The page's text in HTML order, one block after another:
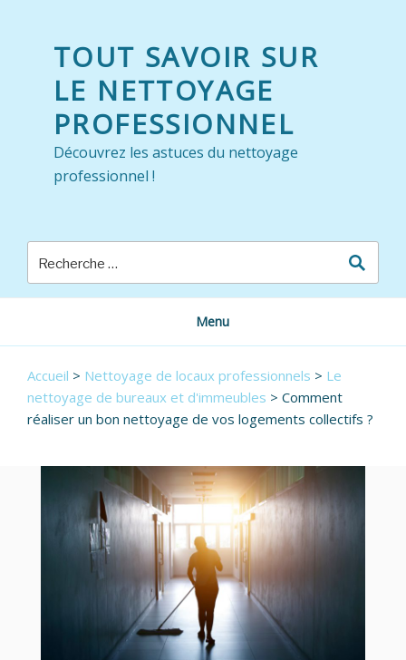
TOUT SAVOIR SUR
LE NETTOYAGE
PROFESSIONNEL
Découvrez les astuces du nettoyage
professionnel !
Menu
Accueil > Nettoyage de locaux professionnels > Le
nettoyage de bureaux et d'immeubles > Comment
réaliser un bon nettoyage de vos logements collectifs ?